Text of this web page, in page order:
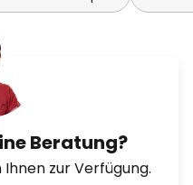
Beratung?
zur Verfügung.